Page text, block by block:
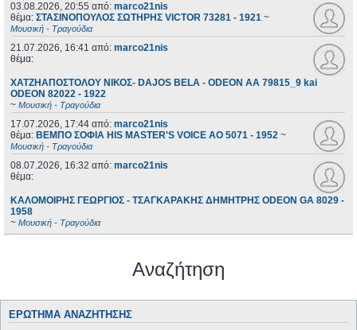
03.08.2026, 20:55 από: marco21nis
θέμα: ΣΤΑΣΙΝΟΠΟΥΛΟΣ ΣΩΤΗΡΗΣ VICTOR 73281 - 1921 ~
Μουσική - Τραγούδια
21.07.2026, 16:41 από: marco21nis
θέμα:
ΧΑΤΖΗΑΠΟΣΤΟΛΟΥ ΝΙΚΟΣ- DAJOS BELA - ODEON AA 79815_9 kai
ODEON 82022 - 1922
~ Μουσική - Τραγούδια
17.07.2026, 17:44 από: marco21nis
θέμα: ΒΕΜΠΟ ΣΟΦΙΑ HIS MASTER'S VOICE AO 5071 - 1952 ~
Μουσική - Τραγούδια
08.07.2026, 16:32 από: marco21nis
θέμα:
ΚΑΛΟΜΟΙΡΗΣ ΓΕΩΡΓΙΟΣ - ΤΣΑΓΚΑΡΑΚΗΣ ΔΗΜΗΤΡΗΣ ODEON GA 8029 -
1958
~ Μουσική - Τραγούδια
Αναζήτηση
ΕΡΏΤΗΜΑ ΑΝΑΖΉΤΗΣΗΣ